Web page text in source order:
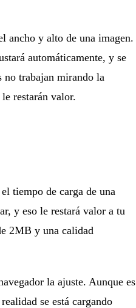
ancho y alto de una imagen.
automáticamente, y se
no trabajan mirando la
restarán valor.
tiempo de carga de una
y eso le restará valor a tu
2MB y una calidad
la ajuste. Aunque es
se está cargando